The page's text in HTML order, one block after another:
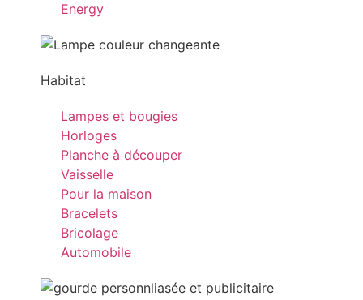
Energy
Habitat
Lampes et bougies
Horloges
Planche à découper
Vaisselle
Pour la maison
Bracelets
Bricolage
Automobile